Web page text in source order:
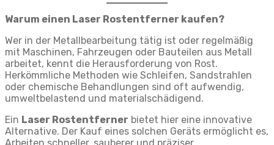
Warum einen Laser Rostentferner kaufen?
Wer in der Metallbearbeitung tätig ist oder regelmäßig
mit Maschinen, Fahrzeugen oder Bauteilen aus Metall
arbeitet, kennt die Herausforderung von Rost.
Herkömmliche Methoden wie Schleifen, Sandstrahlen
oder chemische Behandlungen sind oft aufwendig,
umweltbelastend und materialschädigend.
Ein Laser Rostentferner bietet hier eine innovative
Alternative. Der Kauf eines solchen Geräts ermöglicht es,